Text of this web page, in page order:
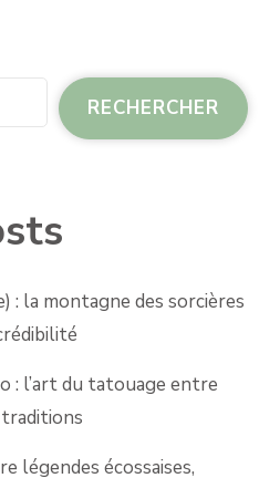
RECHERCHER
: la montagne des sorcières
: l’art du tatouage entre
légendes écossaises,